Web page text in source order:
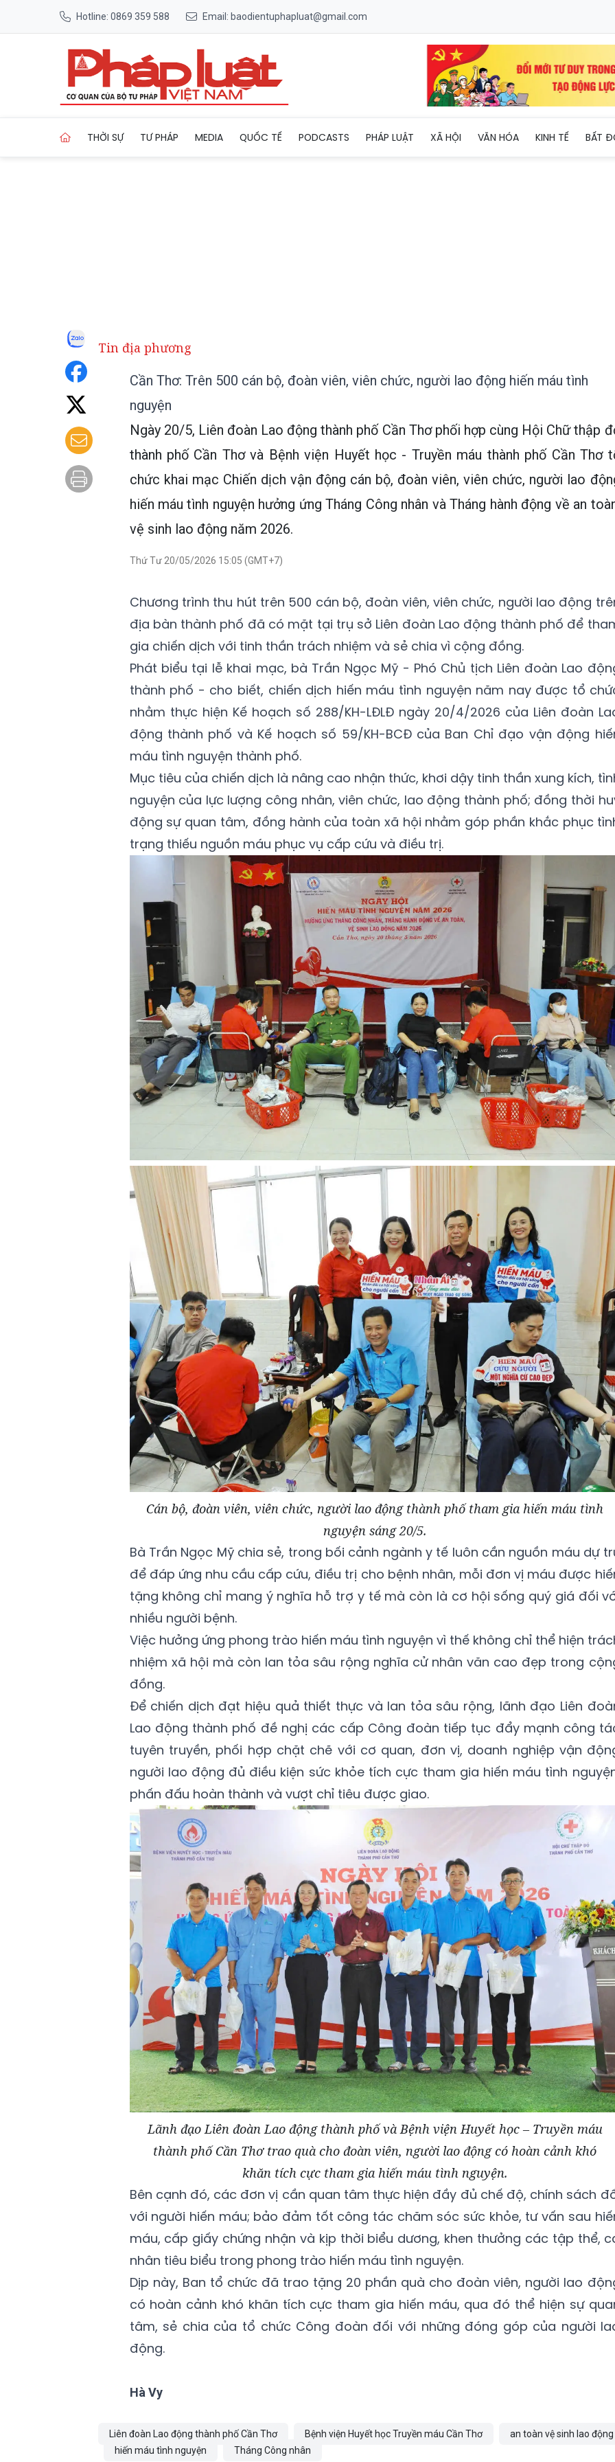
Hotline: 0869 359 588 Email: baodientuphapluat@gmail.com
THỜI SỰ TƯ PHÁP MEDIA QUỐC TẾ PODCASTS PHÁP LUẬT XÃ HỘI VĂN HÓA KINH TẾ BẤT
Tin địa phương
Cần Thơ: Trên 500 cán bộ, đoàn viên, viên chức, người lao động hiến máu tình
nguyện
Ngày 20/5, Liên đoàn Lao động thành phố Cần Thơ phối hợp cùng Hội Chữ thập
thành phố Cần Thơ và Bệnh viện Huyết học - Truyền máu thành phố Cần Thơ
chức khai mạc Chiến dịch vận động cán bộ, đoàn viên, viên chức, người lao
hiến máu tình nguyện hưởng ứng Tháng Công nhân và Tháng hành động về an
vệ sinh lao động năm 2026.
Thứ Tư 20/05/2026 15:05 (GMT+7)
Chương trình thu hút trên 500 cán bộ, đoàn viên, viên chức, người lao động
địa bàn thành phố đã có mặt tại trụ sở Liên đoàn Lao động thành phố để
gia chiến dịch với tinh thần trách nhiệm và sẻ chia vì cộng đồng.
Phát biểu tại lễ khai mạc, bà Trần Ngọc Mỹ - Phó Chủ tịch Liên đoàn Lao
thành phố - cho biết, chiến dịch hiến máu tình nguyện năm nay được tổ
nhằm thực hiện Kế hoạch số 288/KH-LĐLĐ ngày 20/4/2026 của Liên đoàn
động thành phố và Kế hoạch số 59/KH-BCĐ của Ban Chỉ đạo vận động
máu tình nguyện thành phố.
Mục tiêu của chiến dịch là nâng cao nhận thức, khơi dậy tinh thần xung kích,
nguyện của lực lượng công nhân, viên chức, lao động thành phố; đồng thời
động sự quan tâm, đồng hành của toàn xã hội nhằm góp phần khắc phục
trạng thiếu nguồn máu phục vụ cấp cứu và điều trị.
Cán bộ, đoàn viên, viên chức, người lao động thành phố tham gia hiến máu tình
nguyện sáng 20/5.
Bà Trần Ngọc Mỹ chia sẻ, trong bối cảnh ngành y tế luôn cần nguồn máu dự
để đáp ứng nhu cầu cấp cứu, điều trị cho bệnh nhân, mỗi đơn vị máu được
tặng không chỉ mang ý nghĩa hỗ trợ y tế mà còn là cơ hội sống quý giá đối
nhiều người bệnh.
Việc hưởng ứng phong trào hiến máu tình nguyện vì thế không chỉ thể hiện
nhiệm xã hội mà còn lan tỏa sâu rộng nghĩa cử nhân văn cao đẹp trong
đồng.
Để chiến dịch đạt hiệu quả thiết thực và lan tỏa sâu rộng, lãnh đạo Liên
Lao động thành phố đề nghị các cấp Công đoàn tiếp tục đẩy mạnh công
tuyên truyền, phối hợp chặt chẽ với cơ quan, đơn vị, doanh nghiệp vận
người lao động đủ điều kiện sức khỏe tích cực tham gia hiến máu tình
phấn đấu hoàn thành và vượt chỉ tiêu được giao.
Lãnh đạo Liên đoàn Lao động thành phố và Bệnh viện Huyết học – Truyền máu
thành phố Cần Thơ trao quà cho đoàn viên, người lao động có hoàn cảnh khó
khăn tích cực tham gia hiến máu tình nguyện.
Bên cạnh đó, các đơn vị cần quan tâm thực hiện đầy đủ chế độ, chính sách
với người hiến máu; bảo đảm tốt công tác chăm sóc sức khỏe, tư vấn sau
máu, cấp giấy chứng nhận và kịp thời biểu dương, khen thưởng các tập thể,
nhân tiêu biểu trong phong trào hiến máu tình nguyện.
Dịp này, Ban tổ chức đã trao tặng 20 phần quà cho đoàn viên, người lao
có hoàn cảnh khó khăn tích cực tham gia hiến máu, qua đó thể hiện sự
tâm, sẻ chia của tổ chức Công đoàn đối với những đóng góp của người
động.
Hà Vy
Liên đoàn Lao động thành phố Cần Thơ Bệnh viện Huyết học Truyền máu Cần Thơ
an toàn vệ sinh lao động
hiến máu tình nguyện
Tháng Công nhân